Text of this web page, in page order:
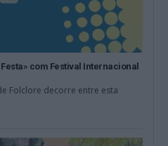
com Festival Internacional
Folclore decorre entre esta